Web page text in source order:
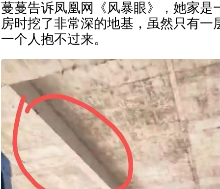
蔓蔓告诉凤凰网《风暴眼》，她家是
房时挖了非常深的地基，虽然只有一
一个人抱不过来。